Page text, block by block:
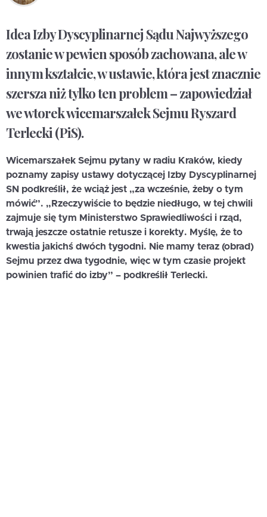
Idea Izby Dyscyplinarnej Sądu Najwyższego
zostanie w pewien sposób zachowana, ale w
innym kształcie, w ustawie, która jest znacznie
szersza niż tylko ten problem – zapowiedział
we wtorek wicemarszałek Sejmu Ryszard
Terlecki (PiS).
Wicemarszałek Sejmu pytany w radiu Kraków, kiedy
poznamy zapisy ustawy dotyczącej Izby Dyscyplinarnej
SN podkreślił, że wciąż jest „za wcześnie, żeby o tym
mówić”. „Rzeczywiście to będzie niedługo, w tej chwili
zajmuje się tym Ministerstwo Sprawiedliwości i rząd,
trwają jeszcze ostatnie retusze i korekty. Myślę, że to
kwestia jakichś dwóch tygodni. Nie mamy teraz (obrad)
Sejmu przez dwa tygodnie, więc w tym czasie projekt
powinien trafić do izby” – podkreślił Terlecki.